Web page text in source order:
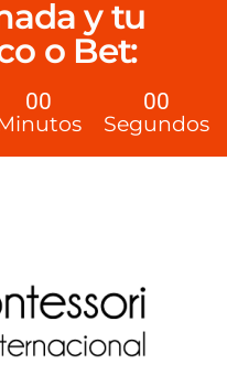
y tu
o Bet:
00 00
Segundos